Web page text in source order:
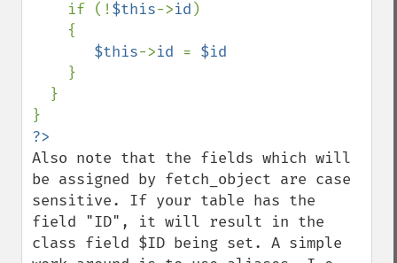
    if (!
$this->id )
$this->id = $id
}
Also note that the fields which will
be assigned by fetch_object are case
sensitive. If your table has the
field "ID", it will result in the
class field $ID being set. A simple